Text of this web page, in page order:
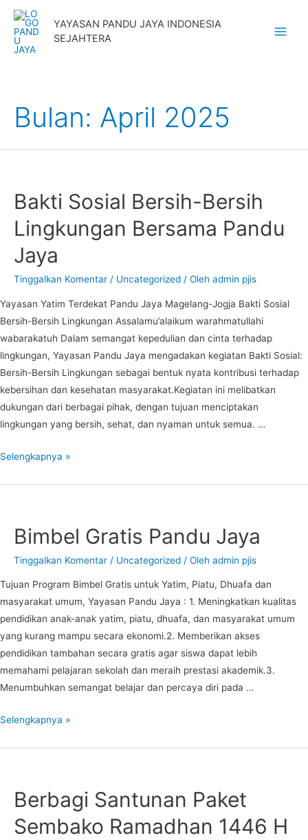
Lewati
konten
YAYASAN PANDU JAYA INDONESIA
SEJAHTERA
Bulan: April 2025
Bakti Sosial Bersih-Bersih
Lingkungan Bersama Pandu
Jaya
Tinggalkan Komentar / Uncategorized / Oleh admin pjis
Yayasan Yatim Terdekat Pandu Jaya Magelang-Jogja Bakti Sosial
Bersih-Bersih Lingkungan Assalamu’alaikum warahmatullahi
wabarakatuh Dalam semangat kepedulian dan cinta terhadap
lingkungan, Yayasan Pandu Jaya mengadakan kegiatan Bakti Sosial:
Bersih-Bersih Lingkungan sebagai bentuk nyata kontribusi terhadap
kebersihan dan kesehatan masyarakat.Kegiatan ini melibatkan
dukungan dari berbagai pihak, dengan tujuan menciptakan
lingkungan yang bersih, sehat, dan nyaman untuk semua. …
Bakti
Bersama
Pandu
Selengkapnya »
Bimbel Gratis Pandu Jaya
Tinggalkan Komentar / Uncategorized / Oleh admin pjis
Tujuan Program Bimbel Gratis untuk Yatim, Piatu, Dhuafa dan
masyarakat umum, Yayasan Pandu Jaya : 1. Meningkatkan kualitas
pendidikan anak-anak yatim, piatu, dhuafa, dan masyarakat umum
yang kurang mampu secara ekonomi.2. Memberikan akses
pendidikan tambahan secara gratis agar siswa dapat lebih
memahami pelajaran sekolah dan meraih prestasi akademik.3.
Menumbuhkan semangat belajar dan percaya diri pada …
Bimbel
Selengkapnya »
Berbagi Santunan Paket
Sembako Ramadhan 1446 H